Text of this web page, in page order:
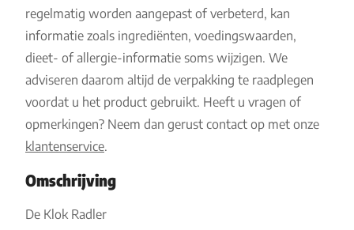
regelmatig worden aangepast of verbeterd, kan
informatie zoals ingrediënten, voedingswaarden,
dieet- of allergie-informatie soms wijzigen. We
adviseren daarom altijd de verpakking te raadplegen
voordat u het product gebruikt. Heeft u vragen of
opmerkingen? Neem dan gerust contact op met onze
klantenservice.
Omschrijving
De Klok Radler